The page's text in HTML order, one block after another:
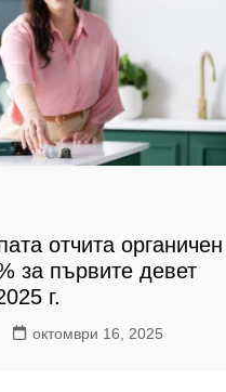
отчита органичен
за първите девет
г.
октомври 16, 2025